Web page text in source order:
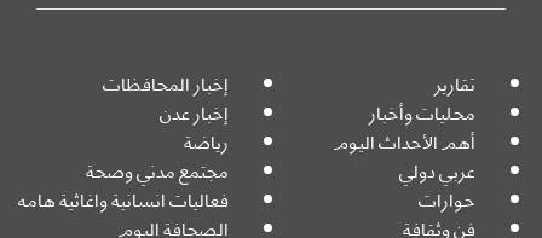
تقارير إخبار المحافظات
محليات وأخبار إخبار عدن
أهم الأحداث اليوم رياضة
عربي دولي مجتمع مدني وصحة
حوارات فعاليات انسانية واغاثية هامه
فن وثقافة الصحافة اليوم